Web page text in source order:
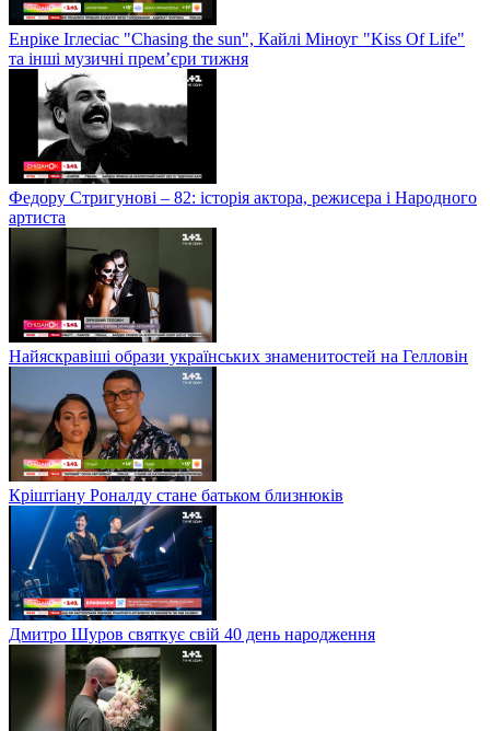
Енріке Іглесіас "Chasing the sun", Кайлі Міноуг "Kiss Of Life"
та інші музичні прем’єри тижня
Федору Стригунові – 82: історія актора, режисера і Народного
артиста
Найяскравіші образи українських знаменитостей на Гелловін
Кріштіану Роналду стане батьком близнюків
Дмитро Шуров святкує свій 40 день народження